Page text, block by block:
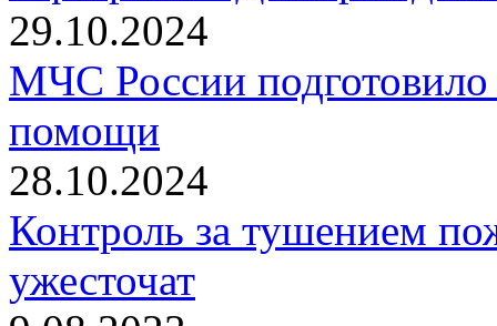
29.10.2024
МЧС России
помощи
28.10.2024
Контроль за тушением
ужесточат